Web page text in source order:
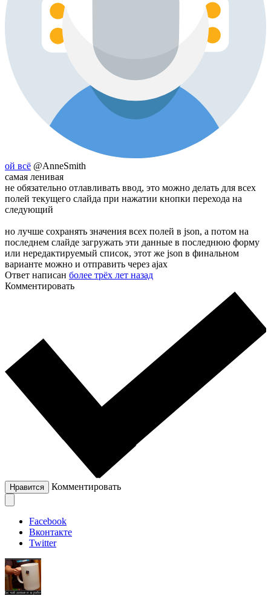
ой всё @AnneSmith
самая ленивая
не обязательно отлавливать ввод, это можно делать для всех
полей текущего слайда при нажатии кнопки перехода на
следующий
но лучше сохранять значения всех полей в json, а потом на
последнем слайде загружать эти данные в последнюю форму
или нередактируемый список, этот же json в финальном
варианте можно и отправить через ajax
Ответ написан более трёх лет назад
Комментировать
Нравится Комментировать
Facebook
Вконтакте
Twitter